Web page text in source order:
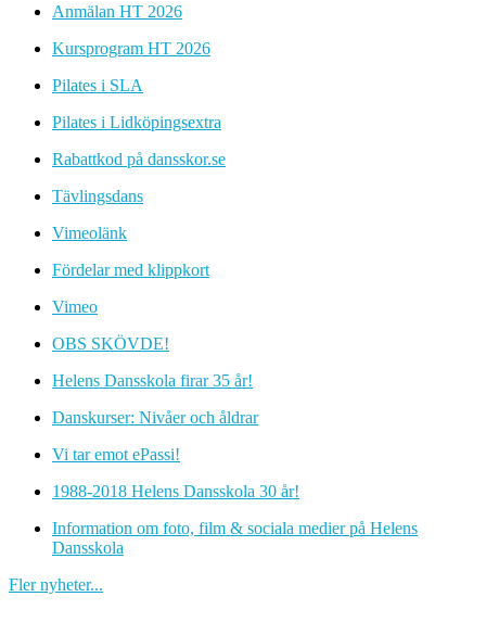
Anmälan HT 2026
Kursprogram HT 2026
Pilates i SLA
Pilates i Lidköpingsextra
Rabattkod på dansskor.se
Tävlingsdans
Vimeolänk
Fördelar med klippkort
Vimeo
OBS SKÖVDE!
Helens Dansskola firar 35 år!
Danskurser: Nivåer och åldrar
Vi tar emot ePassi!
1988-2018 Helens Dansskola 30 år!
Information om foto, film & sociala medier på Helens
Dansskola
Fler nyheter...